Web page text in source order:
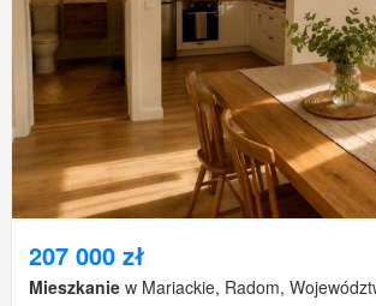
207 000 zł
Mieszkanie w Mariackie, Radom,